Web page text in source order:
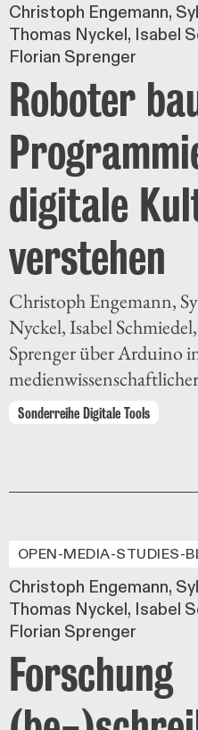
Christoph Engemann
Thomas Nyckel Isabel
Florian Sprenger
Roboter
digitale
verstehen
Christoph Engemann,
Nyckel, Isabel
Sprenger über Arduino
Sonderreihe Digitale Tools
OPEN-MEDIA-STUDIES-
Christoph Engemann
Thomas Nyckel Isabel
Florian Sprenger
Forschung